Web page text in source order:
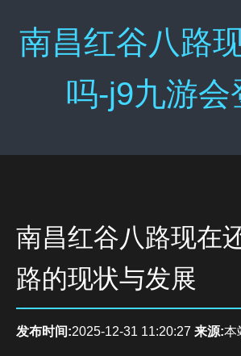
南昌红谷八路
吗-j9九游会
南昌红谷八路现在
路的现状与发展
发布时间:2025-12-31 11:20:27 来源:本